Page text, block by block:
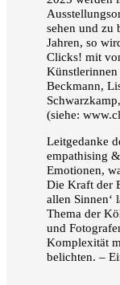
sehen und zu
Jahren, so
Clicks! mit
Künstlerinnen
Beckmann,
(siehe:
Leitgedanke
empathising
Emotionen,
Die Kraft der
allen Sinnen‘
Thema der
und
Komplexität
belichten. –